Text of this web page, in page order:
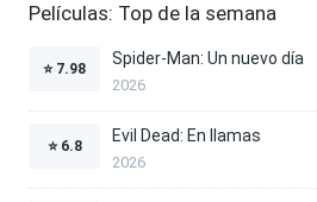
Películas: Top de la semana
⭐ 7.98
Spider-Man: Un nuevo día
2026
⭐ 6.8
Evil Dead: En llamas
2026